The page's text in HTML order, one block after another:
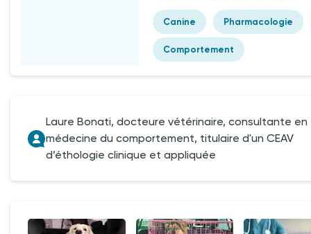
Canine Pharmacologie
Comportement
Laure Bonati, docteure vétérinaire, consultante en
médecine du comportement, titulaire d'un CEAV
d’éthologie clinique et appliquée